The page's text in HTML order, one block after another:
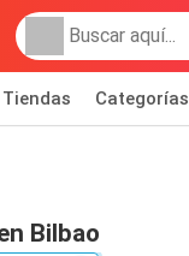
Tiendas Categorías
Bilbao